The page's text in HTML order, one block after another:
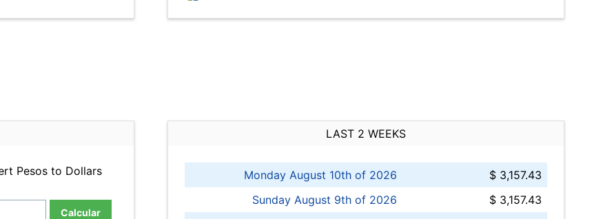
Pesos to Dollars
Calcular
LAST 2 WEEKS
Monday August 10th of 2026
$ 3,157.43
Sunday August 9th of 2026
$ 3,157.43